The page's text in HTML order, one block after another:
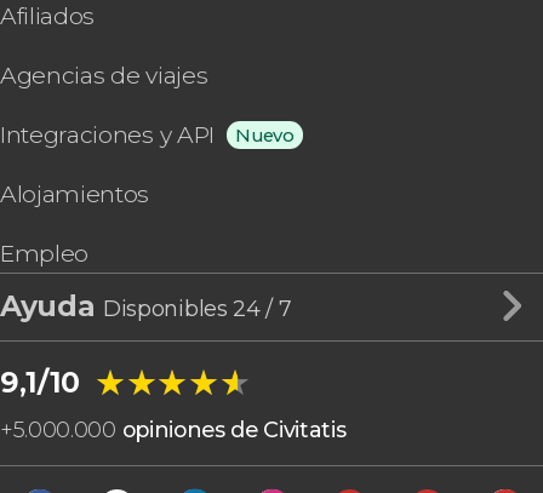
Afiliados
Agencias de viajes
Integraciones y API Nuevo
Alojamientos
Empleo
Ayuda Disponibles 24 / 7
9,1/10 ★★★★★
★★★★★
+5.000.000 opiniones de Civitatis